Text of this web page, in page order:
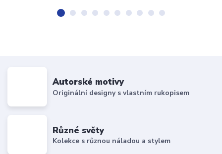
Autorské motivy
Originální designy s vlastním rukopisem
Různé světy
Kolekce s různou náladou a stylem